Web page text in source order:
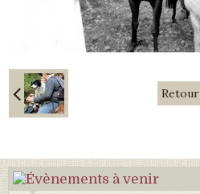
Retour